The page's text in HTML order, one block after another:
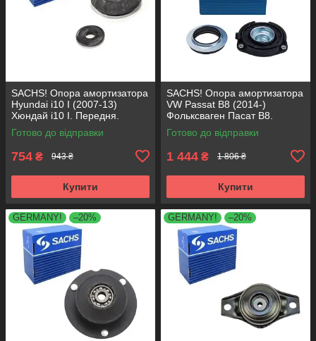
SACHS! Опора амортизатора
Hyundai i10 I (2007-13)
Хюндай i10 I. Передня.
SM5818 , 801063 , KB689.27 ,
VKDA88511
Готово до відправки
754 ₴ 943 ₴
Купити
SACHS! Опора амортизатора
VW Passat B8 (2014-)
Фольксваген Пасат B8.
Передня. 803024 , KB657.27 ,
VKDA35167
Готово до відправки
1 444 ₴ 1 806 ₴
Купити
GERMANY! –20% GERMANY! –20%